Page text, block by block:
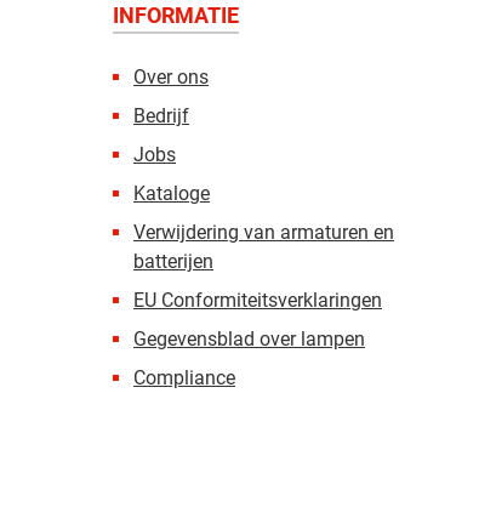
INFORMATIE
Over ons
Bedrijf
Jobs
Kataloge
Verwijdering van armaturen en
batterijen
EU Conformiteitsverklaringen
Gegevensblad over lampen
Compliance